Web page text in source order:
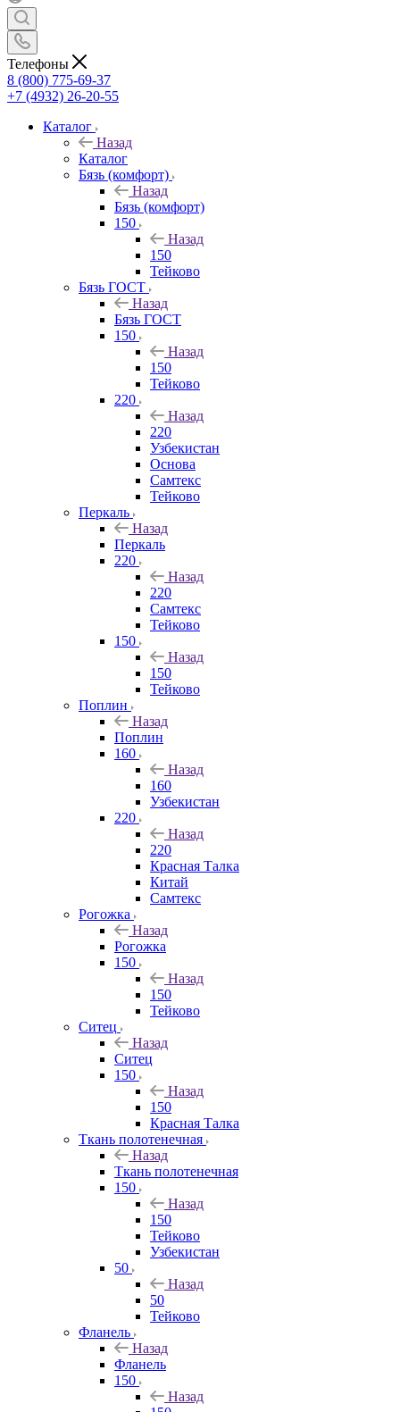
Телефоны
8 (800) 775-69-37
+7 (4932) 26-20-55
Каталог
Назад
Каталог
Бязь (комфорт)
Назад
Бязь (комфорт)
150
Назад
150
Тейково
Бязь ГОСТ
Назад
Бязь ГОСТ
150
Назад
150
Тейково
220
Назад
220
Узбекистан
Основа
Самтекс
Тейково
Перкаль
Назад
Перкаль
220
Назад
220
Самтекс
Тейково
150
Назад
150
Тейково
Поплин
Назад
Поплин
160
Назад
160
Узбекистан
220
Назад
220
Красная Талка
Китай
Самтекс
Рогожка
Назад
Рогожка
150
Назад
150
Тейково
Ситец
Назад
Ситец
150
Назад
150
Красная Талка
Ткань полотенечная
Назад
Ткань полотенечная
150
Назад
150
Тейково
Узбекистан
50
Назад
50
Тейково
Фланель
Назад
Фланель
150
Назад